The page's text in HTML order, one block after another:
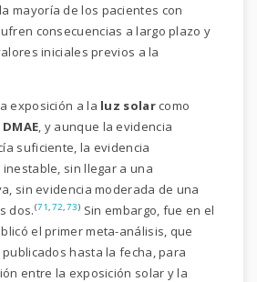
mayoría de los pacientes con
consecuencias a largo plazo y
iniciales previos a la
exposición a la luz solarcomo
DMAE, y aunque la evidencia
suficiente, la evidencia
sin llegar a una
sin evidencia moderada de una
dos.(71,72,73) Sin embargo, fue en el
el primer meta-análisis, que
hasta la fecha, para
entre la exposición solar y la